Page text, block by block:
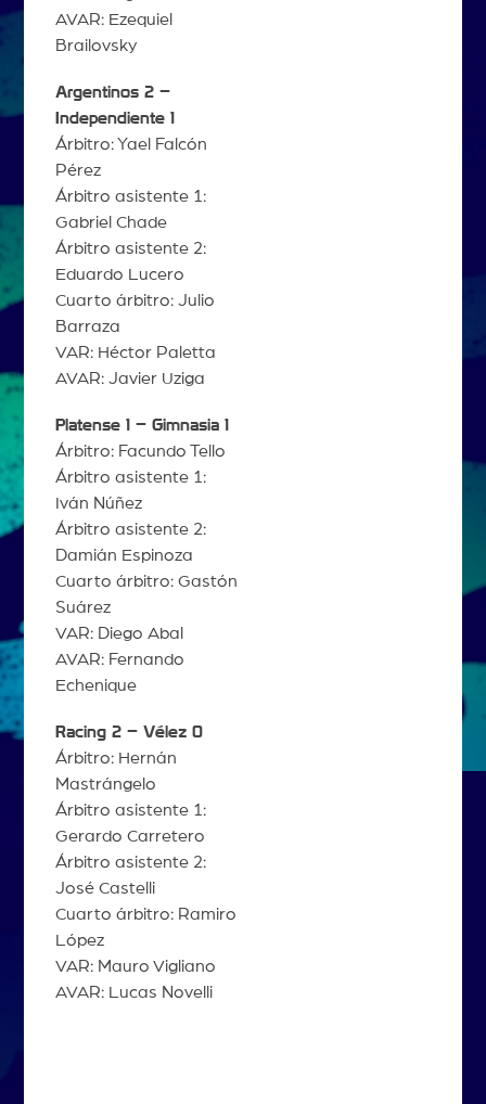
AVAR: Ezequiel
Brailovsky
Argentinos 2 –
Independiente 1
Árbitro: Yael Falcón
Pérez
Árbitro asistente 1:
Gabriel Chade
Árbitro asistente 2:
Eduardo Lucero
Cuarto árbitro: Julio
Barraza
VAR: Héctor Paletta
AVAR: Javier Uziga
Platense 1 – Gimnasia 1
Árbitro: Facundo Tello
Árbitro asistente 1:
Iván Núñez
Árbitro asistente 2:
Damián Espinoza
Cuarto árbitro: Gastón
Suárez
VAR: Diego Abal
AVAR: Fernando
Echenique
Racing 2 – Vélez 0
Árbitro: Hernán
Mastrángelo
Árbitro asistente 1:
Gerardo Carretero
Árbitro asistente 2:
José Castelli
Cuarto árbitro: Ramiro
López
VAR: Mauro Vigliano
AVAR: Lucas Novelli